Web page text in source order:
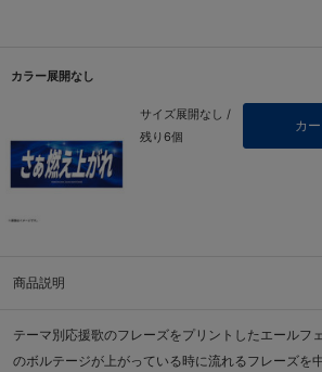
カラー展開なし
サイズ展開なし /
残り6個
カ
商品説明
テーマ別応援歌のフレーズをプリントしたエールフ
のボルテージが上がっている時に流れるフレーズを